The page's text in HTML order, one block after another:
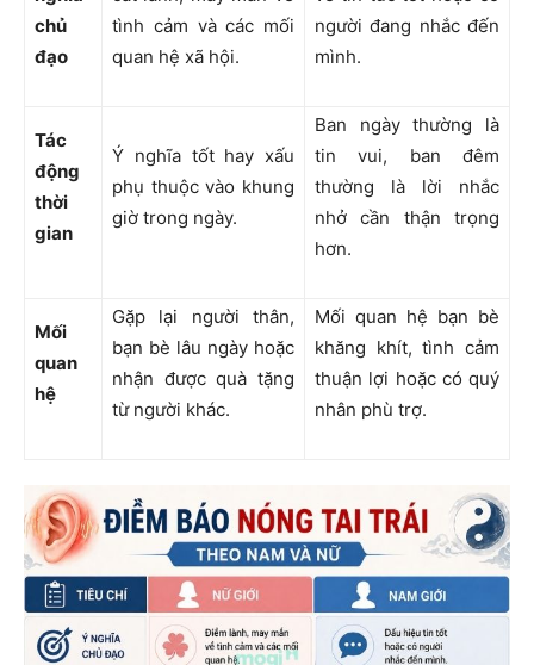
chủ
đạo
tình cảm và các mối
quan hệ xã hội.
người đang nhắc đến
mình.
Tác
động
thời
gian
Ý nghĩa tốt hay xấu
phụ thuộc vào khung
giờ trong ngày.
Ban ngày thường là
tin vui, ban đêm
thường là lời nhắc
nhở cần thận trọng
hơn.
Mối
quan
hệ
Gặp lại người thân,
bạn bè lâu ngày hoặc
nhận được quà tặng
từ người khác.
Mối quan hệ bạn bè
khăng khít, tình cảm
thuận lợi hoặc có quý
nhân phù trợ.